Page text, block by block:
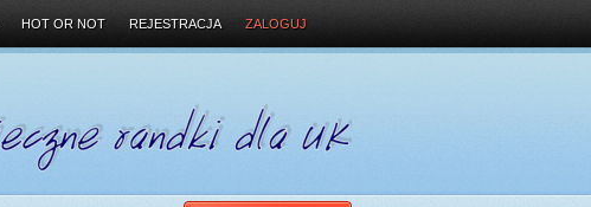
HOT OR NOT REJESTRACJA ZALOGUJ